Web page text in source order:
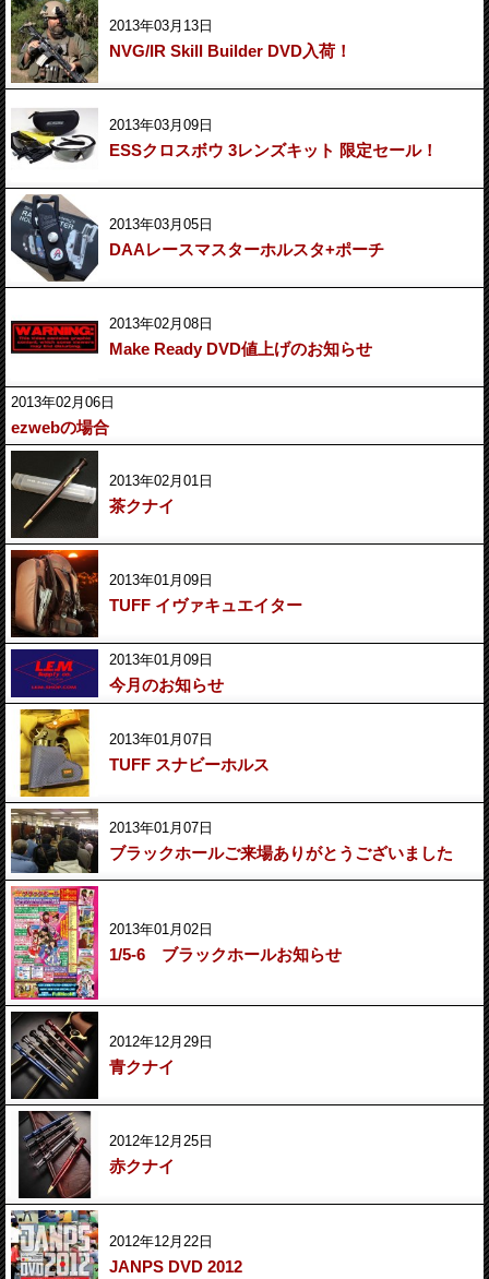
2013年03月13日
NVG/IR Skill Builder DVD入荷！
2013年03月09日
ESSクロスボウ 3レンズキット 限定セール！
2013年03月05日
DAAレースマスターホルスタ+ポーチ
2013年02月08日
Make Ready DVD値上げのお知らせ
2013年02月06日
ezwebの場合
2013年02月01日
茶クナイ
2013年01月09日
TUFF イヴァキュエイター
2013年01月09日
今月のお知らせ
2013年01月07日
TUFF スナビーホルス
2013年01月07日
ブラックホールご来場ありがとうございました
2013年01月02日
1/5-6 ブラックホールお知らせ
2012年12月29日
青クナイ
2012年12月25日
赤クナイ
2012年12月22日
JANPS DVD 2012